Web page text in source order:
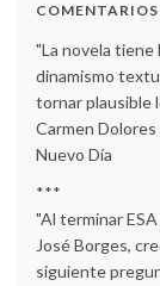
"La novela
dinamismo
tornar plausible
Carmen
Nuevo Día
***
"Al terminar
José Borges,
siguiente